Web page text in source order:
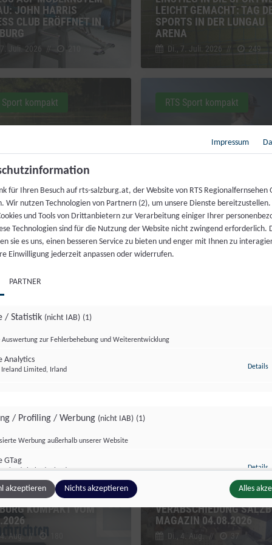
JOHN HARRIS
CLUB ERÖFFNET IN
7. Juli. 2026 //
LEICHT GEMACHT: TAG
SPORTS IN DER LUNGAU
ARENA
Di., 7. Juli. 2026 // 249
MIT
SICH FÜR
EIN
Juni. 2026 // 240
Sport kompakt
HOCH ZU ROSS TROTZ
70-JAHRE-FEIER DER
REITERGRUPPE WALS
Di., 30. Juni. 2026 // 229
RTS Sport kompakt
KOMPAKT VOM
Aug. //
VERABSCHIEDUNG
MAGAZIN 04.08.2026
Di., 4. Aug. //
Impressum
für Ihren Besuch auf rts-salzburg.at, der Website von RTS Regionalfernsehen
Wir nutzen Technologien von Partnern (2), um unsere Dienste bereitzustellen.
und Tools von Drittanbietern zur Verarbeitung einiger Ihrer
Technologien sind für die Nutzung der Website nicht zwingend erforderlich.
sie es uns, einen besseren Service zu bieten und enger mit Ihnen zu
Einwilligung jederzeit anpassen oder widerrufen.
PARTNER
/ Statistik (nicht IAB) (1)
Auswertung zur Fehlerbehebung und Weiterentwicklung
Analytics
Ireland Limited, Irland Details
/ Profiling / Werbung (nicht IAB) (1)
Werbung außerhalb unserer Website
GTag
Ireland Limited, Irland Details
Inhalte
zusätzlicher Informationen
akzeptieren Nichts akzeptieren Alles